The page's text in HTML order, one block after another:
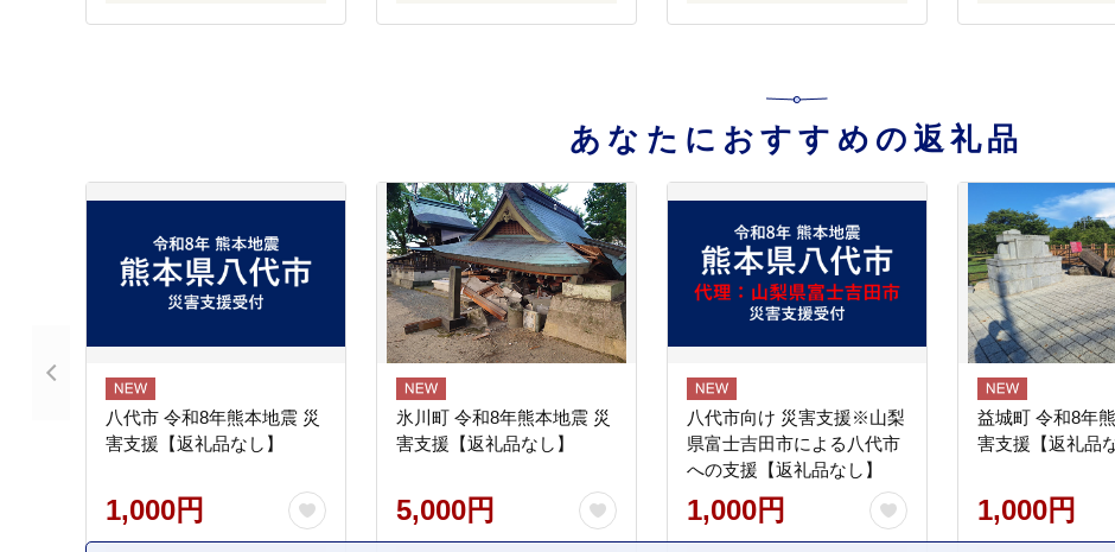
あなたにおすすめの返礼品
八代市 令和8年熊本地震 災
害支援【返礼品なし】
1,000円
氷川町 令和8年熊本地震 災
害支援【返礼品なし】
5,000円
八代市向け 災害支援※山梨
県富士吉田市による八代市
への支援【返礼品なし】
1,000円
益城町 令和8年
害支援【返礼品
1,000円